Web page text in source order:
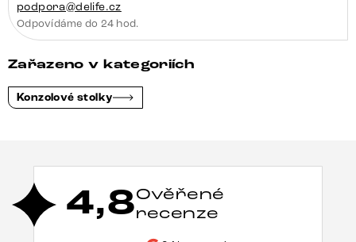
podpora@delife.cz
Odpovídáme do 24 hod.
Zařazeno v kategoriích
Konzolové stolky
4,8Ověřené
recenze